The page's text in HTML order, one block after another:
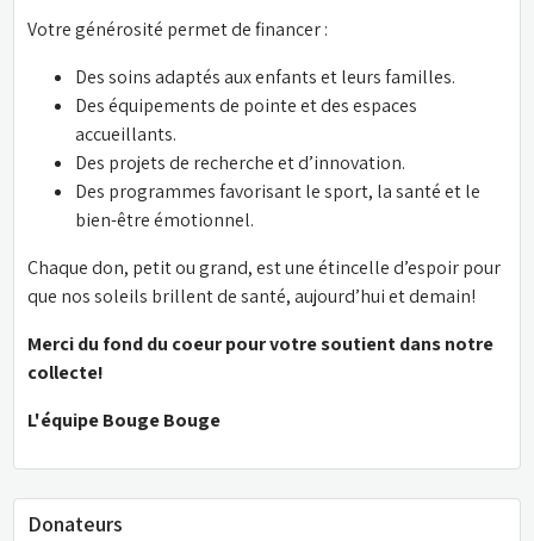
Votre générosité permet de financer :
Des soins adaptés aux enfants et leurs familles.
Des équipements de pointe et des espaces
accueillants.
Des projets de recherche et d’innovation.
Des programmes favorisant le sport, la santé et le
bien-être émotionnel.
Chaque don, petit ou grand, est une étincelle d’espoir pour
que nos soleils brillent de santé, aujourd’hui et demain!
Merci du fond du coeur pour votre soutient dans notre
collecte!
L'équipe Bouge Bouge
Donateurs